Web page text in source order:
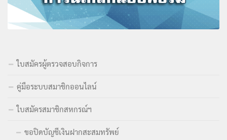
ใบสมัครผู้ตรวจสอบกิจการ
คู่มือระบบสมาชิกออนไลน์
ใบสมัครสมาชิกสหกรณ์ฯ
ขอปิดบัญชีเงินฝากสะสมทรัพย์